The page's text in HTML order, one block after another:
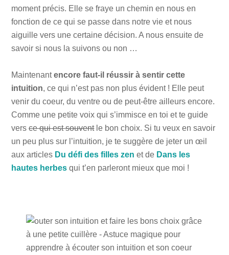
moment précis. Elle se fraye un chemin en nous en
fonction de ce qui se passe dans notre vie et nous
aiguille vers une certaine décision. A nous ensuite de
savoir si nous la suivons ou non …
Maintenantencore faut-il réussir à sentir cette
intuition, ce qui n’est pas non plus évident ! Elle peut
venir du coeur, du ventre ou de peut-être ailleurs encore.
Comme une petite voix qui s’immisce en toi et te guide
versce qui est souventle bon choix. Si tu veux en savoir
un peu plus sur l’intuition, je te suggère de jeter un œil
aux articles Du défi des filles zen et de Dans les
hautes herbes qui t’en parleront mieux que moi !